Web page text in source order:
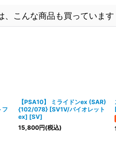
、こんな商品も買っています
【PSA10】 ミライドンex (SAR)
{102/078} [SV1V/バイオレット
ex] [SV]
15,800円(税込)